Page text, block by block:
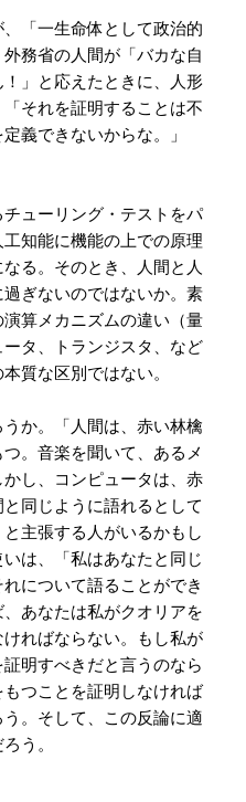
「一生命体として政治的
務省の人間が「バカな自
」と応えたときに、人形
それを証明することは不
義できないからな。」
ューリング・テストをパ
知能に機能の上での原理
る。そのとき、人間と人
ぎないのではないか。素
算メカニズムの違い（量
タ、トランジスタ、など
質な区別ではない。
か。「人間は、赤い林檎
。音楽を聞いて、あるメ
し、コンピュータは、赤
同じように語れるとして
主張する人がいるかもし
は、「私はあなたと同じ
について語ることができ
あなたは私がクオリアを
ればならない。もし私が
明すべきだと言うのなら
つことを証明しなければ
。そして、この反論に適
う。